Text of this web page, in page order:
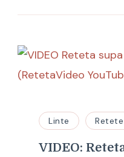
Linte
VIDEO: